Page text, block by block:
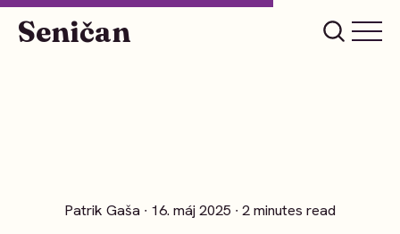
Seničan
Patrik Gaša ∙ 16. máj 2025 ∙ 2 minutes read